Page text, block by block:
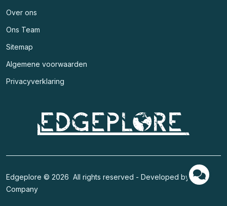
Over ons
Ons Team
Sitemap
Algemene voorwaarden
Privacyverklaring
Edgeplore © 2026 All rights reserved - Developed by Code
Company